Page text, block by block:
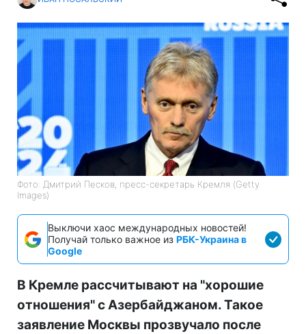
Фото: Дмитрий Песков, пресс-секретарь Кремля (Getty
Images)
Выключи хаос международных новостей!
Получай только важное из РБК-Украина в
Google
В Кремле рассчитывают на "хорошие
отношения" с Азербайджаном. Такое
заявление Москвы прозвучало после